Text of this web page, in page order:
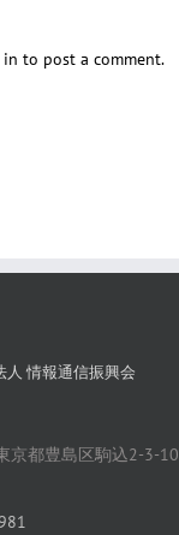
in to post a comment.
人 情報通信振興会
都豊島区駒込2-3-10